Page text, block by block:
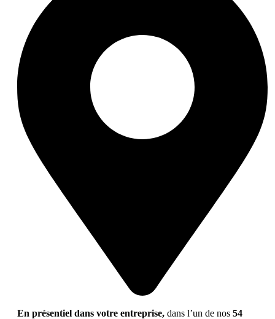
En présentiel dans votre entreprise, dans l’un de nos 54